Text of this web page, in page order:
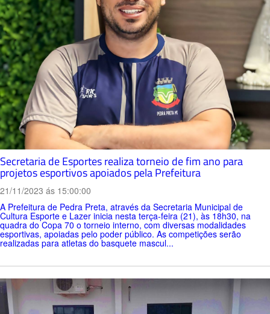
Secretaria de Esportes realiza torneio de fim ano para
projetos esportivos apoiados pela Prefeitura
21/11/2023 ás 15:00:00
A Prefeitura de Pedra Preta, através da Secretaria Municipal de
Cultura Esporte e Lazer inicia nesta terça-feira (21), às 18h30, na
quadra do Copa 70 o torneio interno, com diversas modalidades
esportivas, apoiadas pelo poder público. As competições serão
realizadas para atletas do basquete mascul...